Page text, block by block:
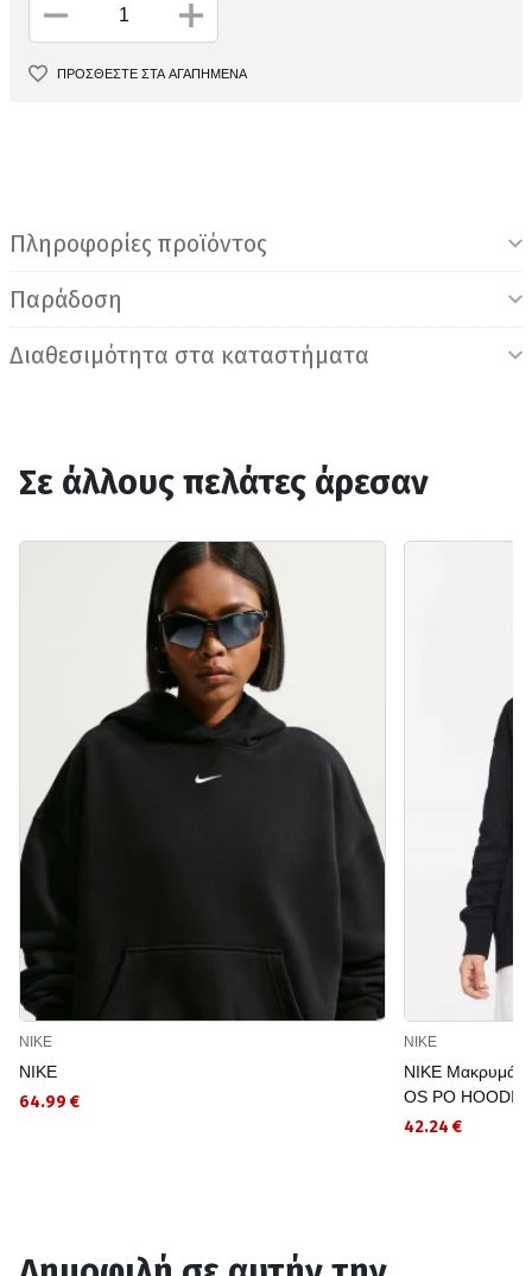
ΠΡΟΣΘΕΣΤΕ ΣΤΑ ΑΓΑΠΗΜΕΝΑ
Πληροφορίες προϊόντος
Παράδοση
Διαθεσιμότητα στα καταστήματα
Σε άλλους πελάτες άρεσαν
NIKE
NIKE
64.99 €
NIKE
NIKE
OS PO HOODIE
42.24 €